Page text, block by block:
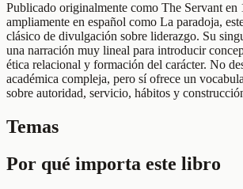
Publicado originalmente como The Servant
ampliamente en español como La paradoja,
clásico de divulgación sobre liderazgo. Su
una narración muy lineal para introducir
ética relacional y formación del carácter. No
académica compleja, pero sí ofrece un
sobre autoridad, servicio, hábitos y
Temas
Por qué importa este libro